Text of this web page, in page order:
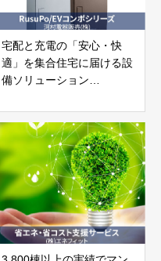
宅配と充電の「安心・快
適」を集合住宅に届ける設
備ソリューション
ーズ」河村電器販売株式会